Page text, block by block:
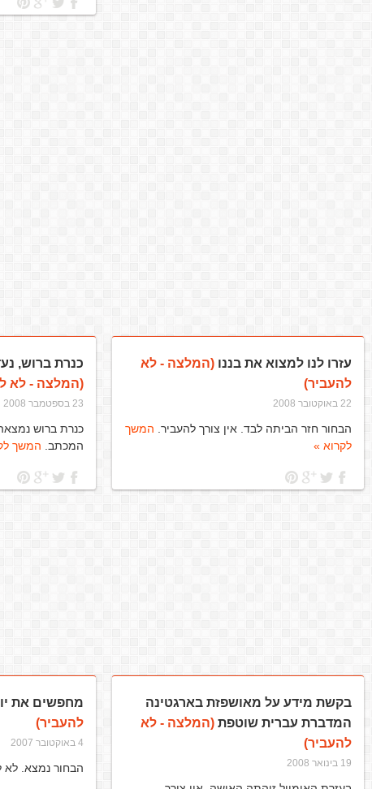
עזרו לנו למצוא את בננו (המלצה - לא
להעביר)
22 באוקטובר 2008
הבחור חזר הביתה לבד. אין צורך להעביר. המשך
לקרוא »
כנרת ברוש,
(המלצה - לא
23 בספטמבר 2008
כנרת ברוש
המכתב. המשך
בקשת מידע על מאושפזת בארגטינה
המדברת עברית שוטפת (המלצה - לא
להעביר)
19 בינואר 2008
מחפשים את
להעביר)
4 באוקטובר 2007
הבחור נמצא. לא